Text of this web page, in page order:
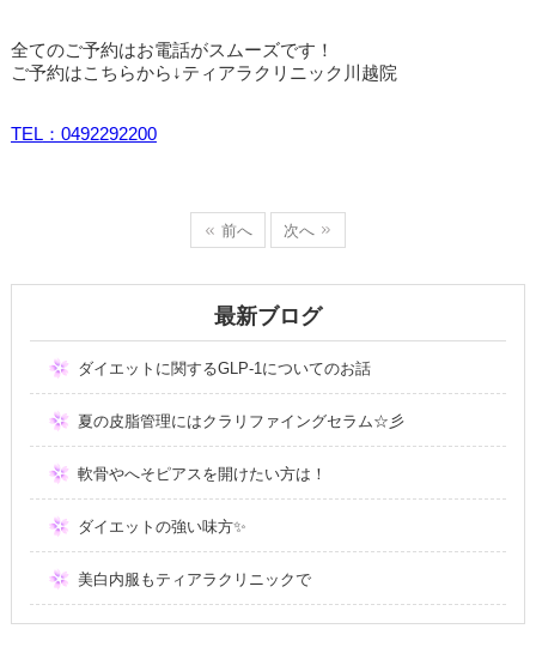
全てのご予約はお電話がスムーズです！
ご予約はこちらから↓ティアラクリニック川越院
TEL：0492292200
前へ 次へ
最新ブログ
ダイエットに関するGLP-1についてのお話
夏の皮脂管理にはクラリファイングセラム☆彡
軟骨やへそピアスを開けたい方は！
ダイエットの強い味方✨
美白内服もティアラクリニックで